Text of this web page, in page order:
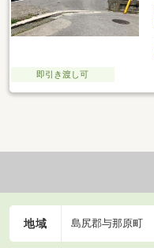
即引き渡し可
地域 島尻郡与那原町